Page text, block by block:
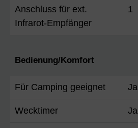
Anschluss für ext.
Infrarot-Empfänger
1
Bedienung/Komfort
Für Camping geeignet Ja
Wecktimer Ja